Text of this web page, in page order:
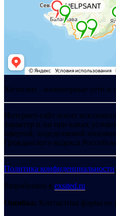
Хелпсант - инженерные сети и
Интернет-сайт носит
характер и ни при каких
офертой, определяемой
Гражданского кодекса
Политика конфиденциальности
Разработано в exsited.ru
Ошибка: Контактная форма не